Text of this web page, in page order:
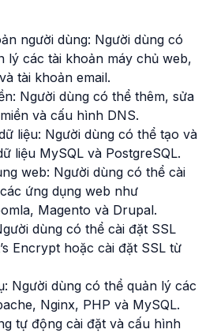
người dùng: Người dùng có
lý các tài khoản máy chủ web,
tài khoản email.
Người dùng có thể thêm, sửa
và cấu hình DNS.
liệu: Người dùng có thể tạo và
liệu MySQL và PostgreSQL.
web: Người dùng có thể cài
ứng dụng web như
Magento và Drupal.
dùng có thể cài đặt SSL
Encrypt hoặc cài đặt SSL từ
Người dùng có thể quản lý các
Nginx, PHP và MySQL.
tự động cài đặt và cấu hình